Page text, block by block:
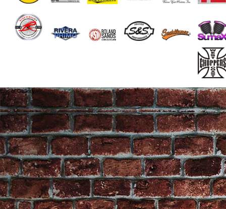
End of Gallery